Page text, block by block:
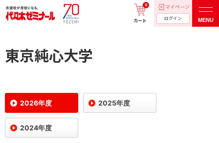
カート
0 マイページ
ログイン MENU
東京純心大学
2026年度 2025年度
2024年度